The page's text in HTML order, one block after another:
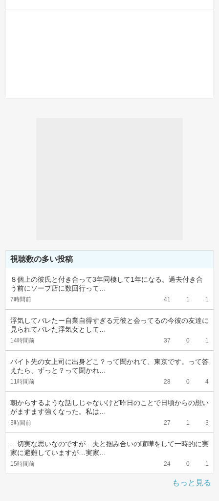
視聴数の多い投稿
８個上の彼氏と付き合って3年同棲して1年になる。過去付き合
う前にソープ店に数回行って…
7時間前 41 1 1
浮気してバレたー自業自得すぎる元彼と会ってるの今彼の友達に
見られてバレた浮気女として…
14時間前 37 0 1
バイト先の女上司に出身どこ？って聞かれて、東京です。って答
えたら、ずっと？って聞かれ…
11時間前 28 0 4
朝からするような話しじゃないけど昨日のことで日頃からの想い
がますます強くなった。私は…
3時間前 27 1 3
…切実な思いなのですが…夫と掴み合いの喧嘩をして一時的に実
家に避難していますが…実家…
15時間前 24 0 1
もっと見る